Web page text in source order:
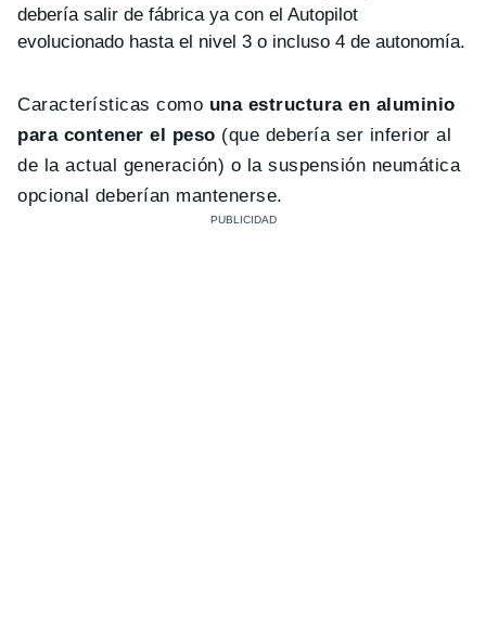
debería salir de fábrica ya con el Autopilot
evolucionado hasta el nivel 3 o incluso 4 de autonomía.
Características como una estructura en aluminio
para contener el peso (que debería ser inferior al
de la actual generación) o la suspensión neumática
opcional deberían mantenerse.